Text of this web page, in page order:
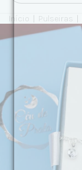
Início Pulseiras